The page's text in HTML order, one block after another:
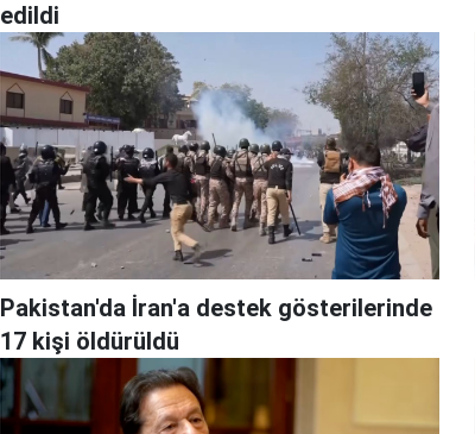
edildi
Pakistan'da İran'a destek gösterilerinde
17 kişi öldürüldü